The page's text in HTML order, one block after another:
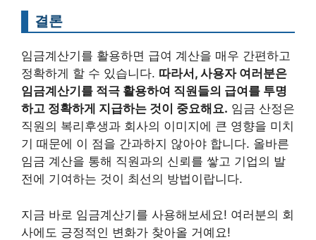
결론
임금계산기를 활용하면 급여 계산을 매우 간편하고
정확하게 할 수 있습니다. 따라서, 사용자 여러분은
임금계산기를 적극 활용하여 직원들의 급여를 투명
하고 정확하게 지급하는 것이 중요해요. 임금 산정은
직원의 복리후생과 회사의 이미지에 큰 영향을 미치
기 때문에 이 점을 간과하지 않아야 합니다. 올바른
임금 계산을 통해 직원과의 신뢰를 쌓고 기업의 발
전에 기여하는 것이 최선의 방법이랍니다.
지금 바로 임금계산기를 사용해보세요! 여러분의 회
사에도 긍정적인 변화가 찾아올 거예요!